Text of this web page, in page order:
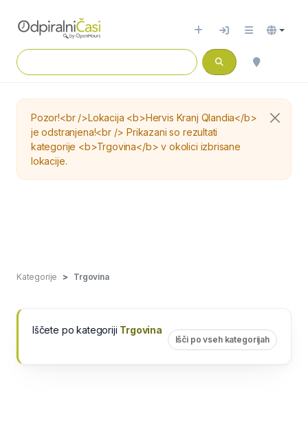
Pozor!<br />Lokacija <b>Hervis Kranj Qlandia</b>
je odstranjena!<br /> Prikazani so rezultati
kategorije <b>Trgovina</b> v okolici izbrisane
lokacije.
Kategorije Trgovina
Iščete po kategoriji Trgovina
Išči po vseh kategorijah